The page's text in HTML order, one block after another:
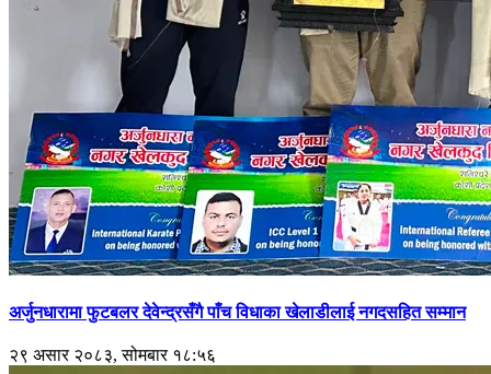
अर्जुनधारामा फुटबलर देवेन्द्रसँगै पाँच विधाका खेलाडीलाई नगदसहित सम्मान
२९ असार २०८३, सोमबार १८:५६